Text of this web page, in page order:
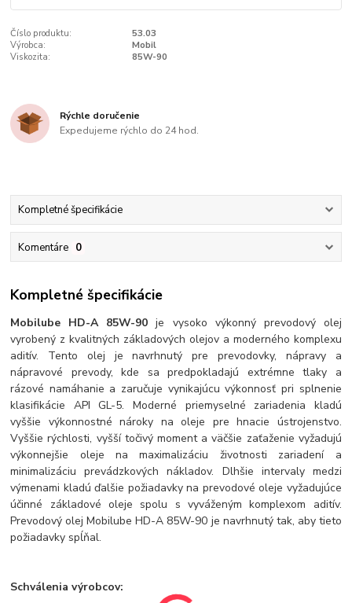
Číslo produktu:
53.03
Výrobca:
Mobil
Viskozita:
85W-90
Rýchle doručenie
Expedujeme rýchlo do 24 hod.
Kompletné špecifikácie
Komentáre 0
Kompletné špecifikácie
Mobilube HD-A 85W-90je vysoko výkonný prevodový olej
vyrobený z kvalitných základových olejov a moderného komplexu
aditív. Tento olej je navrhnutý pre prevodovky, nápravy a
nápravové prevody, kde sa predpokladajú extrémne tlaky a
rázové namáhanie a zaručuje vynikajúcu výkonnosť pri splnenie
klasifikácie API GL-5. Moderné priemyselné zariadenia kladú
vyššie výkonnostné nároky na oleje pre hnacie ústrojenstvo.
Vyššie rýchlosti, vyšší točivý moment a väčšie zaťaženie vyžadujú
výkonnejšie oleje na maximalizáciu životnosti zariadení a
minimalizáciu prevádzkových nákladov. Dlhšie intervaly medzi
výmenami kladú ďalšie požiadavky na prevodové oleje vyžadujúce
účinné základové oleje spolu s vyváženým komplexom aditív.
Prevodový olej Mobilube HD-A 85W-90 je navrhnutý tak, aby tieto
požiadavky spĺňal.
Schválenia výrobcov: